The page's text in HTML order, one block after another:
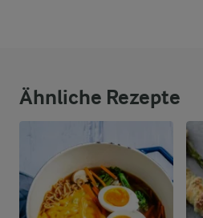
Eiweiß
0 g
Kohlenhydrate
0 g
Ähnliche Rezepte